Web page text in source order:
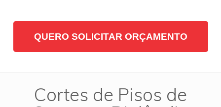
QUERO SOLICITAR ORÇAMENTO
Cortes de Pisos de